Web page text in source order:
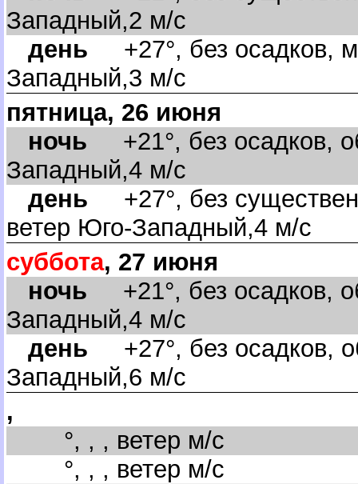
Западный,2 м/с
день +27°, без осадков,
Западный,3 м/с
пятница, 26 июня
ночь +21°, без осадков,
Западный,4 м/с
день +27°, без
етер Юго-Западный,4 м/с
суббота, 27 июня
ночь +21°, без осадков,
Западный,4 м/с
день +27°, без осадков,
Западный,6 м/с
,
°, , , ветер м/с
°, , , ветер м/с